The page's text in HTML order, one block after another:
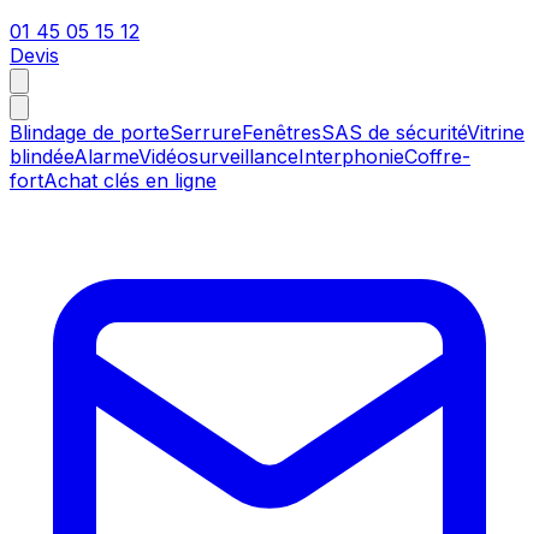
01 45 05 15 12
Devis
Blindage de porteSerrureFenêtresSAS de sécuritéVitrine
blindéeAlarmeVidéosurveillanceInterphonieCoffre-
fortAchat clés en ligne